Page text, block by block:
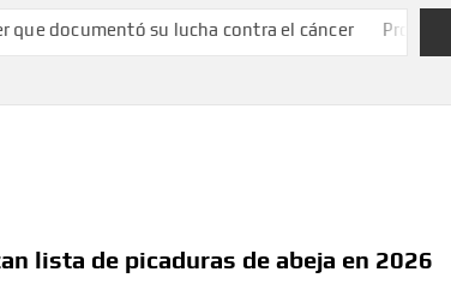
su lucha contra el cáncer Pronostican victoria
lista de picaduras de abeja en 2026